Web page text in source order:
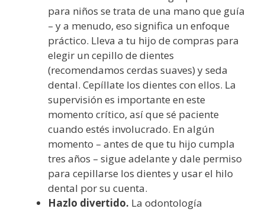
para niños se trata de una mano que guía
– y a menudo, eso significa un enfoque
práctico. Lleva a tu hijo de compras para
elegir un cepillo de dientes
(recomendamos cerdas suaves) y seda
dental. Cepíllate los dientes con ellos. La
supervisión es importante en este
momento crítico, así que sé paciente
cuando estés involucrado. En algún
momento – antes de que tu hijo cumpla
tres años – sigue adelante y dale permiso
para cepillarse los dientes y usar el hilo
dental por su cuenta.
Hazlo divertido. La odontología